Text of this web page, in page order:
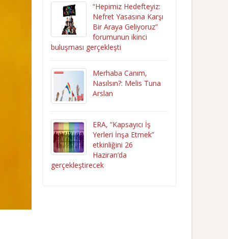
“Hepimiz Hedefteyiz:
Nefret Yasasına Karşı
Bir Araya Geliyoruz”
forumunun ikinci
buluşması gerçekleşti
Merhaba Canım,
Nasılsın?: Melis Tuna
Arslan
ERA, “Kapsayıcı İş
Yerleri İnşa Etmek”
etkinliğini 26
Haziran’da
gerçekleştirecek